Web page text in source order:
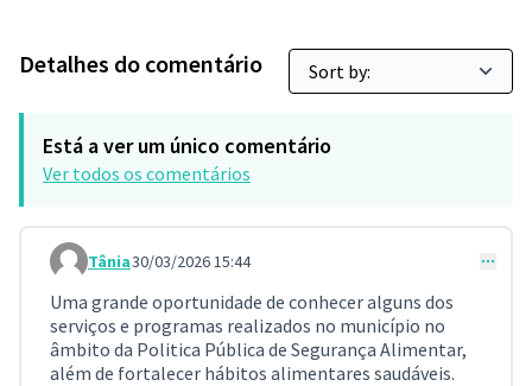
Detalhes do comentário
Está a ver um único comentário
Ver todos os comentários
Comment 159
Tânia30/03/2026 15:44
Uma grande oportunidade de conhecer alguns dos
serviços e programas realizados no município no
âmbito da Politica Pública de Segurança Alimentar,
além de fortalecer hábitos alimentares saudáveis.